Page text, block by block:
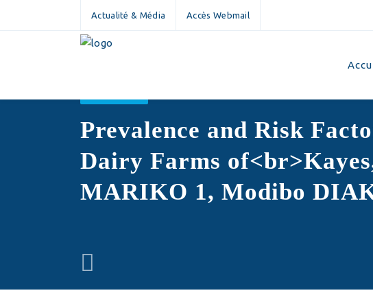
Actualité & Média Accès Webmail
Prevalence and Risk
Dairy Farms
MARIKO 1, Modibo